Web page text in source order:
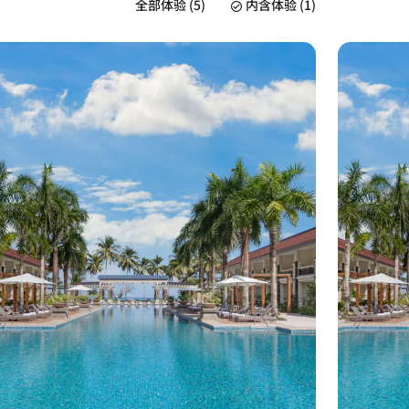
全部体验 (5) 内含体验 (1)